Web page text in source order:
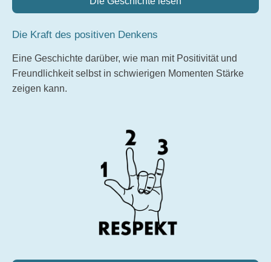
Die Kraft des positiven Denkens
Eine Geschichte darüber, wie man mit Positivität und
Freundlichkeit selbst in schwierigen Momenten Stärke
zeigen kann.